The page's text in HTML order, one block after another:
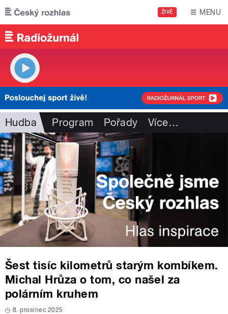
Přejít k hlavnímu obsahu
ŽIVĚ MENU
Hudba Program Pořady Více…
Šest tisíc kilometrů starým kombíkem.
Michal Hrůza o tom, co našel za
polárním kruhem
8. prosinec 2025